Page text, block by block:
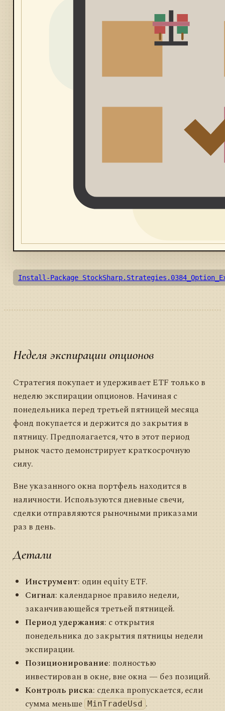
Install-Package
Неделя экспирации опционов
Стратегия покупает и удерживает ETF только в
неделю экспирации опционов. Начиная с
понедельника перед третьей пятницей месяца
фонд покупается и держится до закрытия в
пятницу. Предполагается, что в этот период
рынок часто демонстрирует краткосрочную
силу.
Вне указанного окна портфель находится в
наличности. Используются дневные свечи,
сделки отправляются рыночными приказами
раз в день.
Детали
Инструмент: один equity ETF.
Сигнал: календарное правило недели,
заканчивающейся третьей пятницей.
Период удержания: с открытия
понедельника до закрытия пятницы недели
экспирации.
Позиционирование: полностью
инвестирован в окне, вне окна — без позиций.
Контроль риска: сделка пропускается, если
сумма меньше MinTradeUsd .